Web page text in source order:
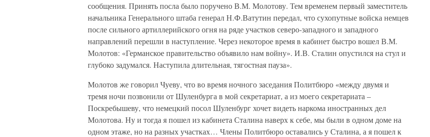
сообщения. Принять посла было поручено В.М. Молотову. Тем временем первый заместитель
начальника Генерального штаба генерал Н.Ф.Ватутин передал, что сухопутные войска немцев
после сильного артиллерийского огня на ряде участков северо-западного и западного
направлений перешли в наступление. Через некоторое время в кабинет быстро вошел В.М.
Молотов: «Германское правительство объявило нам войну». И.В. Сталин опустился на стул и
глубоко задумался. Наступила длительная, тягостная пауза».
Молотов же говорил Чуеву, что во время ночного заседания Политбюро «между двумя и
тремя ночи позвонили от Шуленбурга в мой секретариат, а из моего секретариата –
Поскребышеву, что немецкий посол Шуленбург хочет видеть наркома иностранных дел
Молотова. Ну и тогда я пошел из кабинета Сталина наверх к себе, мы были в одном доме на
одном этаже, но на разных участках… Члены Политбюро оставались у Сталина, а я пошел к